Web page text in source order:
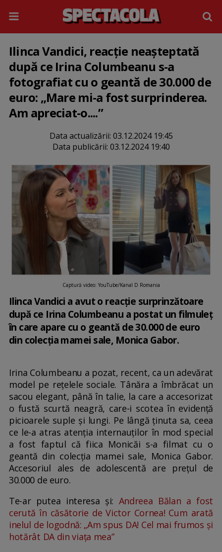
Ilinca Vandici, reacție neașteptată
după ce Irina Columbeanu s-a
fotografiat cu o geantă de 30.000 de
euro: „Mare mi-a fost surprinderea.
Am apreciat-o....”
Data actualizării: 03.12.2024 19:45
Data publicării: 03.12.2024 19:40
Captură video: YouTube/Kanal D Romania
Ilinca Vandici a avut o reacție surprinzătoare
după ce Irina Columbeanu a postat un filmuleț
în care apare cu o geantă de 30.000 de euro
din colecția mamei sale, Monica Gabor.
Irina Columbeanu a pozat, recent, ca un adevărat
model pe rețelele sociale. Tânăra a îmbrăcat un
sacou elegant, până în talie, la care a accesorizat
o fustă scurtă neagră, care-i scotea în evidență
picioarele suple și lungi. Pe lângă ținuta sa, ceea
ce le-a atras atenția internauților în mod special
a fost faptul că fiica Monicăi s-a filmat cu o
geantă din colecția mamei sale, Monica Gabor.
Accesoriul ales de adolescentă are prețul de
30.000 de euro.
Te-ar putea interesa și: Andreea Bălan a fost
cerută în căsătorie de Victor Cornea! Cum arată
inelul de logodnă: „Am spus DA! Cel mai frumos și
hotărât DA din viața mea”